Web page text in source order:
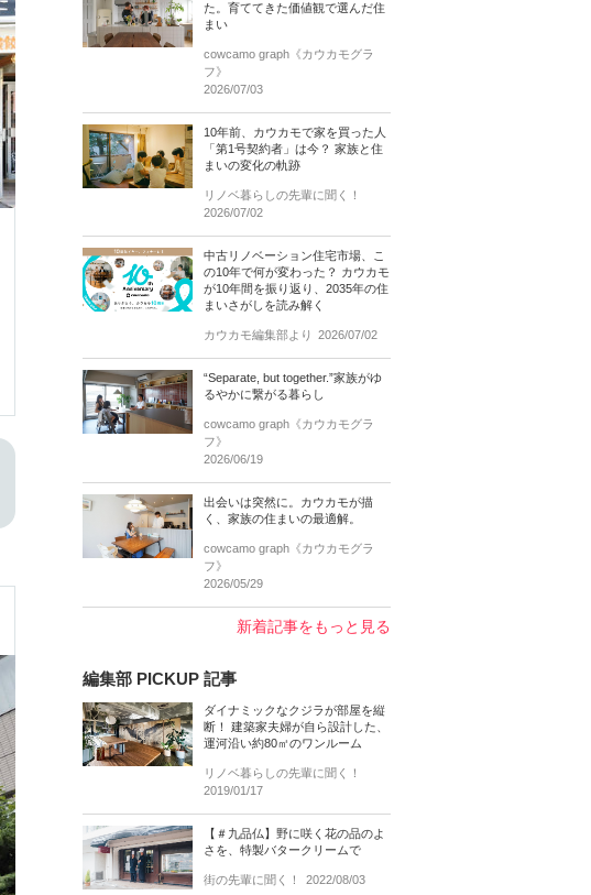
た。育ててきた価値観で選んだ住
まい
cowcamo graph《カウカモグラ
フ》
2026/07/03
10年前、カウカモで家を買った人
「第1号契約者」は今？ 家族と住
まいの変化の軌跡
リノベ暮らしの先輩に聞く！
2026/07/02
中古リノベーション住宅市場、こ
の10年で何が変わった？ カウカモ
が10年間を振り返り、2035年の住
まいさがしを読み解く
カウカモ編集部より 2026/07/02
“Separate, but together.”家族がゆ
るやかに繋がる暮らし
cowcamo graph《カウカモグラ
フ》
2026/06/19
出会いは突然に。カウカモが描
く、家族の住まいの最適解。
cowcamo graph《カウカモグラ
フ》
2026/05/29
新着記事をもっと見る
編集部 PICKUP 記事
ダイナミックなクジラが部屋を縦
断！ 建築家夫婦が自ら設計した、
運河沿い約80㎡のワンルーム
リノベ暮らしの先輩に聞く！
2019/01/17
【＃九品仏】野に咲く花の品のよ
さを、特製バタークリームで
街の先輩に聞く！ 2022/08/03